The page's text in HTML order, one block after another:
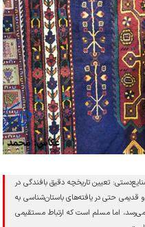
تعیین تاریخچه دقیق بافندگی در
قدیمی حتی در یافته‌های باستان‌شناسی به
اما مسلم است که ارتباط مستقیمی